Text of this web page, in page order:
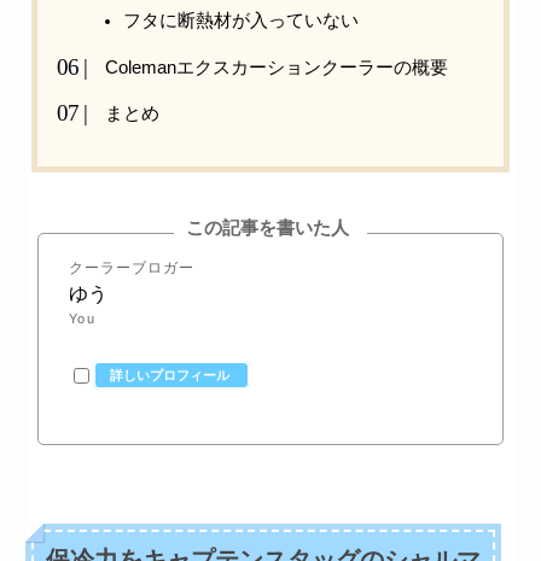
フタに断熱材が入っていない
Colemanエクスカーションクーラーの概要
まとめ
この記事を書いた人
クーラーブロガー
ゆう
You
詳しいプロフィール